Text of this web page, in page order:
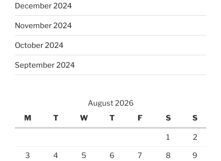
December 2024
November 2024
October 2024
September 2024
August 2026
M
T W T F S S
1 2
3 4 5 6 7 8 9